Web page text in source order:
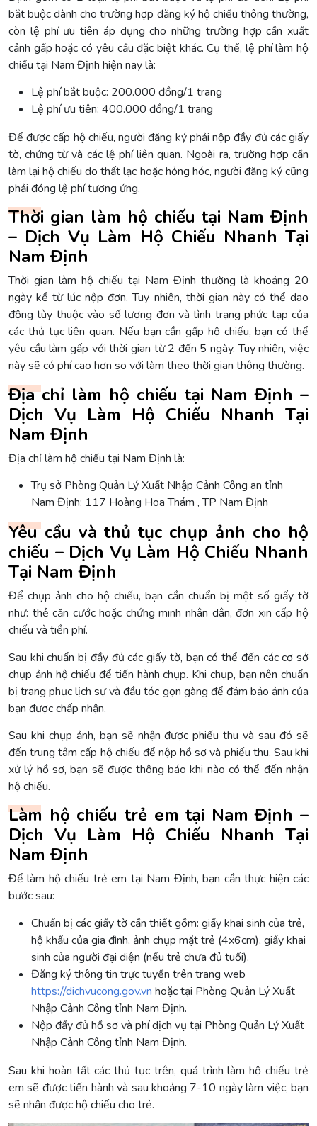
bắt buộc dành cho trường hợp đăng ký hộ chiếu thông thường,
còn lệ phí ưu tiên áp dụng cho những trường hợp cần xuất
cảnh gấp hoặc có yêu cầu đặc biệt khác. Cụ thể, lệ phí làm hộ
chiếu tại Nam Định hiện nay là:
Lệ phí bắt buộc: 200.000 đồng/1 trang
Lệ phí ưu tiên: 400.000 đồng/1 trang
Để được cấp hộ chiếu, người đăng ký phải nộp đầy đủ các giấy
tờ, chứng từ và các lệ phí liên quan. Ngoài ra, trường hợp cần
làm lại hộ chiếu do thất lạc hoặc hỏng hóc, người đăng ký cũng
phải đóng lệ phí tương ứng.
Thời gian làm hộ chiếu tại Nam Định
– Dịch Vụ Làm Hộ Chiếu Nhanh Tại
Nam Định
Thời gian làm hộ chiếu tại Nam Định thường là khoảng 20
ngày kể từ lúc nộp đơn. Tuy nhiên, thời gian này có thể dao
động tùy thuộc vào số lượng đơn và tình trạng phức tạp của
các thủ tục liên quan. Nếu bạn cần gấp hộ chiếu, bạn có thể
yêu cầu làm gấp với thời gian từ 2 đến 5 ngày. Tuy nhiên, việc
này sẽ có phí cao hơn so với làm theo thời gian thông thường.
Địa chỉ làm hộ chiếu tại Nam Định –
Dịch Vụ Làm Hộ Chiếu Nhanh Tại
Nam Định
Địa chỉ làm hộ chiếu tại Nam Định là:
Trụ sở Phòng Quản Lý Xuất Nhập Cảnh Công an tỉnh
Nam Định: 117 Hoàng Hoa Thám , TP Nam Định
Yêu cầu và thủ tục chụp ảnh cho hộ
chiếu – Dịch Vụ Làm Hộ Chiếu Nhanh
Tại Nam Định
Để chụp ảnh cho hộ chiếu, bạn cần chuẩn bị một số giấy tờ
như: thẻ căn cước hoặc chứng minh nhân dân, đơn xin cấp hộ
chiếu và tiền phí.
Sau khi chuẩn bị đầy đủ các giấy tờ, bạn có thể đến các cơ sở
chụp ảnh hộ chiếu để tiến hành chụp. Khi chụp, bạn nên chuẩn
bị trang phục lịch sự và đầu tóc gọn gàng để đảm bảo ảnh của
bạn được chấp nhận.
Sau khi chụp ảnh, bạn sẽ nhận được phiếu thu và sau đó sẽ
đến trung tâm cấp hộ chiếu để nộp hồ sơ và phiếu thu. Sau khi
xử lý hồ sơ, bạn sẽ được thông báo khi nào có thể đến nhận
hộ chiếu.
Làm hộ chiếu trẻ em tại Nam Định –
Dịch Vụ Làm Hộ Chiếu Nhanh Tại
Nam Định
Để làm hộ chiếu trẻ em tại Nam Định, bạn cần thực hiện các
bước sau:
Chuẩn bị các giấy tờ cần thiết gồm: giấy khai sinh của trẻ,
hộ khẩu của gia đình, ảnh chụp mặt trẻ (4x6cm), giấy khai
sinh của người đại diện (nếu trẻ chưa đủ tuổi).
Đăng ký thông tin trực tuyến trên trang web
https://dichvucong.gov.vn hoặc tại Phòng Quản Lý Xuất
Nhập Cảnh Công tỉnh Nam Định.
Nộp đầy đủ hồ sơ và phí dịch vụ tại Phòng Quản Lý Xuất
Nhập Cảnh Công tỉnh Nam Định.
Sau khi hoàn tất các thủ tục trên, quá trình làm hộ chiếu trẻ
em sẽ được tiến hành và sau khoảng 7-10 ngày làm việc, bạn
sẽ nhận được hộ chiếu cho trẻ.